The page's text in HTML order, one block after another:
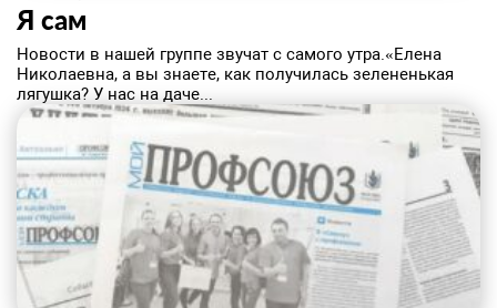
Я сам
Новости в нашей группе звучат с самого утра.«Елена
Николаевна, а вы знаете, как получилась зелененькая
лягушка? У нас на даче...